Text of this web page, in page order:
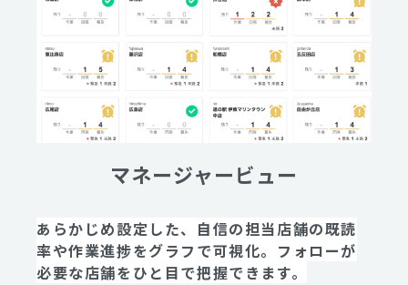
マネージャービュー
あらかじめ設定した、自信の担当店舗の既読
率や作業進捗をグラフで可視化。フォローが
必要な店舗をひと目で把握できます。